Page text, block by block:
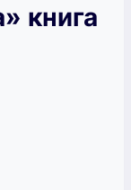
книга